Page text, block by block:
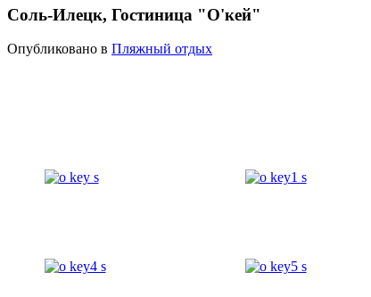
Соль-Илецк, Гостиница "О'кей"
Опубликовано в Пляжный отдых